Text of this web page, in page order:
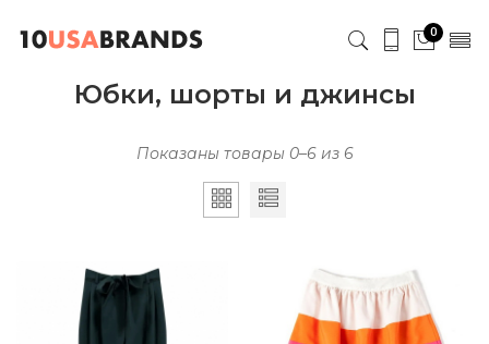
0
Юбки, шорты и джинсы
Показаны товары 0–6 из 6